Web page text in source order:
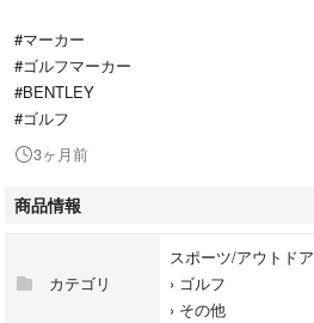
#マーカー
#ゴルフマーカー
#BENTLEY
#ゴルフ
3ヶ月前
商品情報
カテゴリ
スポーツ/アウトドア
› ゴルフ
› その他